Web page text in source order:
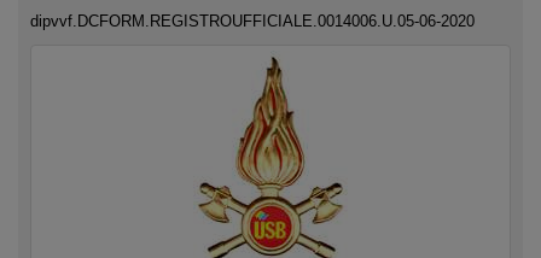
dipvvf.DCFORM.REGISTROUFFICIALE.0014006.U.05-06-2020